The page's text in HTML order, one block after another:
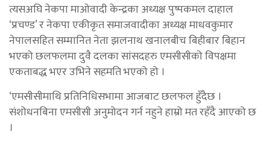
त्यसअघि नेकपा माओवादी केन्द्रका अध्यक्ष पुष्पकमल दाहाल
‘प्रचण्ड’ र नेकपा एकीकृत समाजवादीका अध्यक्ष माधवकुमार
नेपालसहित सम्मानित नेता झलनाथ खनालबीच बिहीबार बिहान
भएको छलफलमा दुवै दलका सांसदहरु एमसीसीको विपक्षमा
एकताबद्ध भएर उभिने सहमति भएको हो ।
‘एमसीसीमाथि प्रतिनिधिसभामा आजबाट छलफल हुँदैछ ।
संशोधनबिना एमसीसी अनुमोदन गर्न नहुने हाम्रो मत रहँदै आएको छ
।